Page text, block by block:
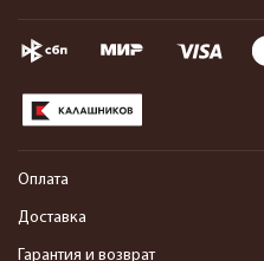
Оплата
Доставка
Гарантия и возврат